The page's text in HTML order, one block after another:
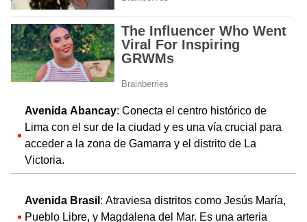
Avenida Abancay: Conecta el centro histórico de
Lima con el sur de la ciudad y es una vía crucial para
acceder a la zona de Gamarra y el distrito de La
Victoria.
Avenida Brasil: Atraviesa distritos como Jesús María,
Pueblo Libre, y Magdalena del Mar. Es una arteria